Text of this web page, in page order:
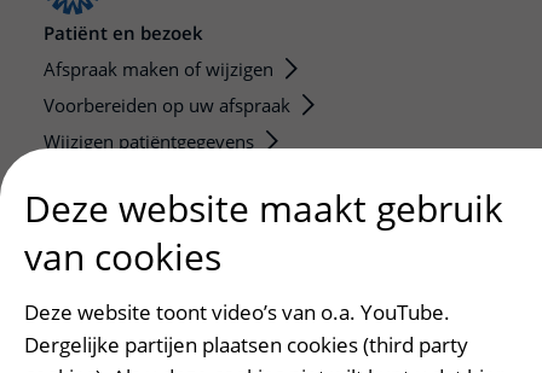
Patiënt en bezoek
Afspraak maken of wijzigen
Voorbereiden op uw afspraak
Wijzigen patiëntgegevens
Bezoektijden
Onderwijs en onderzoek
Onze opleidingen
De Nieuwe Utrechtse School
Deze website maakt gebruik
van cookies
Deze website toont video’s van o.a. YouTube.
Dergelijke partijen plaatsen cookies (third party